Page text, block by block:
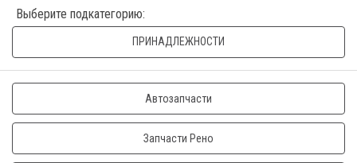
Выберите подкатегорию:
ПРИНАДЛЕЖНОСТИ
Автозапчасти
Запчасти Рено